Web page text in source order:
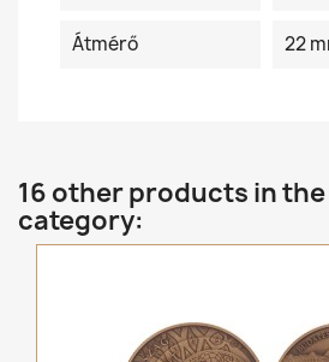
Átmérő 22
16 other products in
category: